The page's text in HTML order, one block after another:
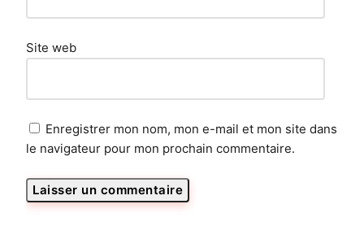
Site web
Enregistrer mon nom, mon e-mail et mon site dans
le navigateur pour mon prochain commentaire.